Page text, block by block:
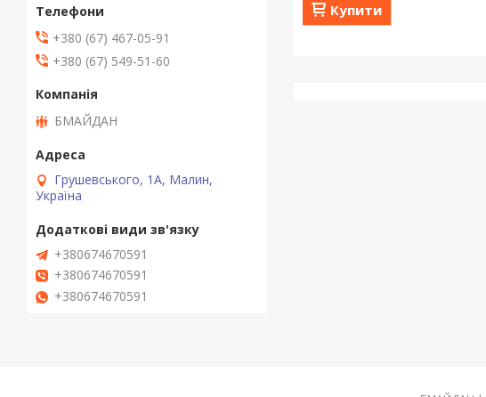
Купити
+380 (67) 467-05-91
+380 (67) 549-51-60
БМАЙДАН
Грушевського, 1А, Малин,
Україна
+380674670591
+380674670591
+380674670591